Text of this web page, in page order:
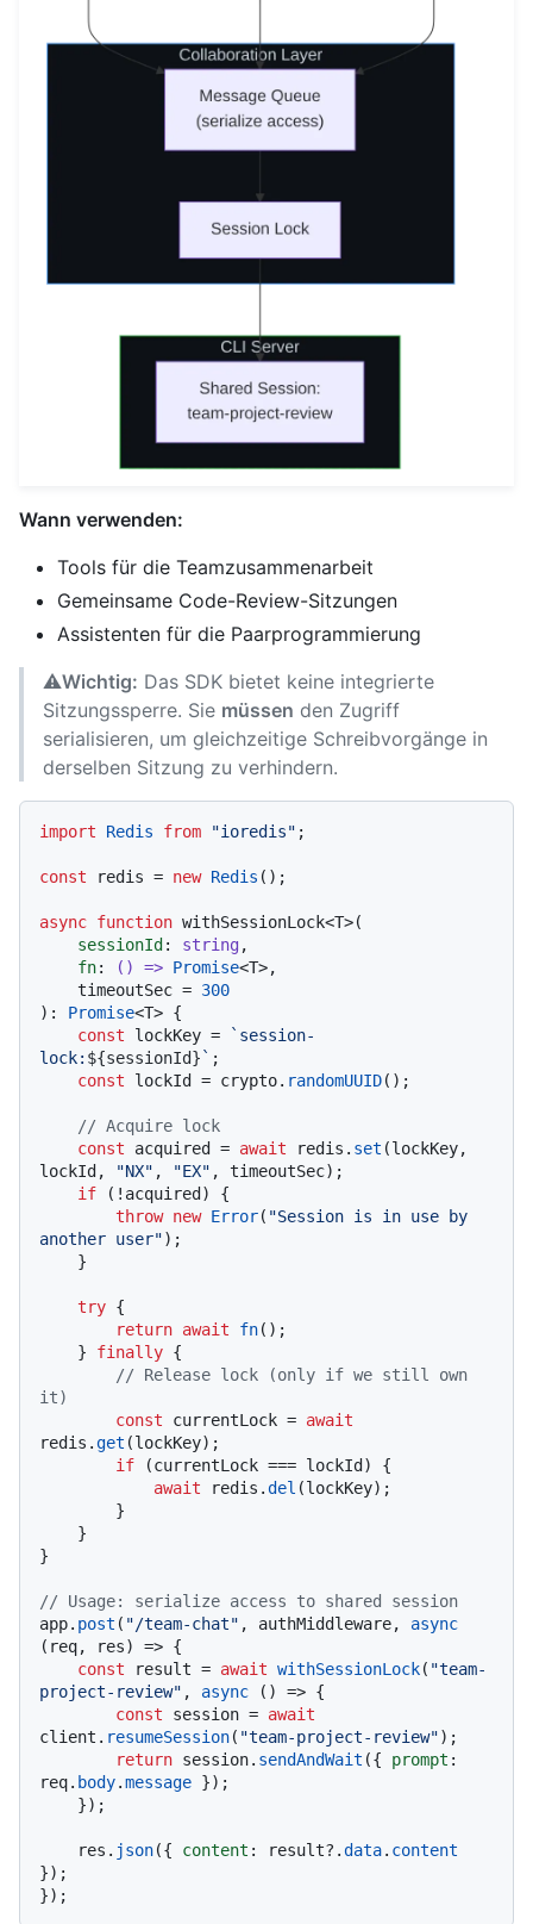
Wann verwenden:
Tools für die Teamzusammenarbeit
Gemeinsame Code-Review-Sitzungen
Assistenten für die Paarprogrammierung
⚠️Wichtig: Das SDK bietet keine integrierte
Sitzungssperre. Sie müssen den Zugriff
serialisieren, um gleichzeitige Schreibvorgänge in
derselben Sitzung zu verhindern.
import Redis from "ioredis" ;
const redis = new Redis ();
async function withSessionLock<T>(
sessionId : string,
fn: () => Promise<T>,
    timeoutSec =
300
): Promise<T> {
const lockKey =
`session-
lock: ${sessionId} ` ;
const lockId = crypto. randomUUID();
// Acquire lock
const acquired = await redis. set (lockKey,
lockId,
"NX" , "EX" , timeoutSec);
if (!acquired) {
throw new Error( "Session is in use by
another user");
try {
return await fn();
    }
finally {
// Release lock (only if we still own
it)
const currentLock = await
redis.get (lockKey);
if (currentLock === lockId) {
await redis.del (lockKey);
}
// Usage: serialize access to shared session
app. post ( "/team-chat" , authMiddleware, async
(req, res) => {
const result = await withSessionLock( "team-
project-review" , async () => {
const session = await
client. resumeSession( "team-project-review");
return session. sendAndWait ({ prompt :
req. body.message });
    res.
json({ content : result?.data. content
});